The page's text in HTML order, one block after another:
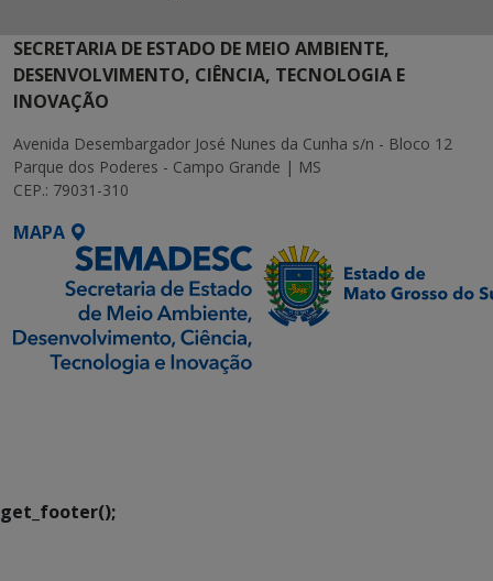
SECRETARIA DE ESTADO DE MEIO AMBIENTE,
DESENVOLVIMENTO, CIÊNCIA, TECNOLOGIA E
INOVAÇÃO
Avenida Desembargador José Nunes da Cunha s/n - Bloco 12
Parque dos Poderes - Campo Grande | MS
CEP.: 79031-310
MAPA
get_footer();